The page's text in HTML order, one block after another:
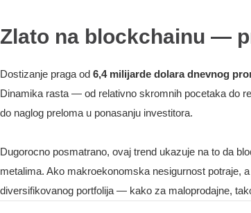
Zlato na blockchainu —
Dostizanje praga od 6,4 milijarde dolara dnevnog
Dinamika rasta — od relativno skromnih pocetaka do
do naglog preloma u ponasanju investitora.
Dugorocno posmatrano, ovaj trend ukazuje na to da
metalima. Ako makroekonomska nesigurnost potraje,
diversifikovanog portfolija — kako za maloprodajne,